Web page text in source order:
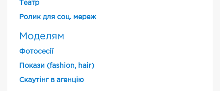
Театр
Ролик для соц. мереж
Моделям
Фотосесії
Покази (fashion, hair)
Скаутінг в агенцію